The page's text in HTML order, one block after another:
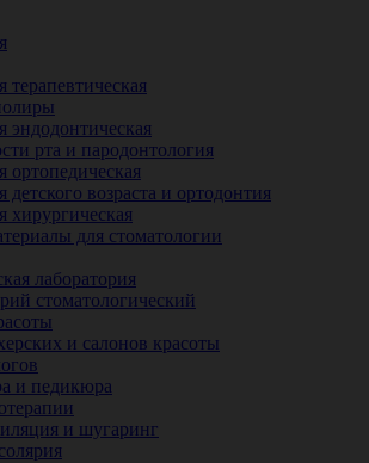
терапевтическая
эндодонтическая
рта и пародонтология
ортопедическая
детского возраста и ортодонтия
хирургическая
для стоматологии
лаборатория
стоматологический
и салонов красоты
и педикюра
и шугаринг